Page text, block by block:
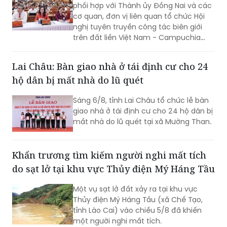
phối hợp với Thành ủy Đồng Nai và các
cơ quan, đơn vị liên quan tổ chức Hội
nghị tuyên truyền công tác biên giới
trên đất liền Việt Nam - Campuchia
Lai Châu: Bàn giao nhà ở tái định cư cho 24
hộ dân bị mất nhà do lũ quét
Sáng 6/8, tỉnh Lai Châu tổ chức lễ bàn
giao nhà ở tái định cư cho 24 hộ dân bị
mất nhà do lũ quét tại xã Mường Than.
Khẩn trương tìm kiếm người nghi mất tích
do sạt lở tại khu vực Thủy điện Mý Háng Tầu
Một vụ sạt lở đất xảy ra tại khu vực
Thủy điện Mý Háng Tầu (xã Chế Tạo,
tỉnh Lào Cai) vào chiều 5/8 đã khiến
một người nghi mất tích.